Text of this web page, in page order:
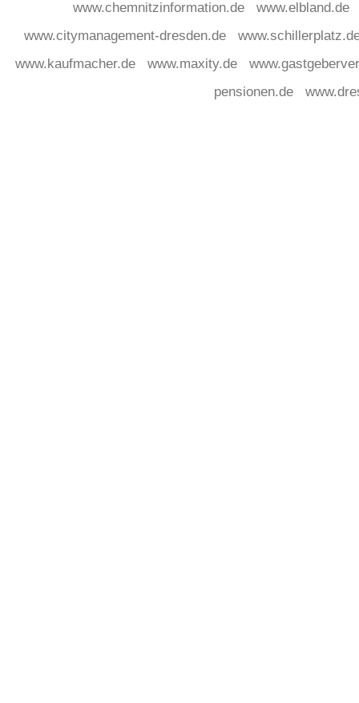
www.chemnitzinformation.de
www.elbland.de
www.citymanagement-dresden.de
www.kaufmacher.de
www.maxity.de
pensionen.de